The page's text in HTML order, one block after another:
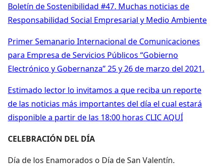
Boletín de Sostenibilidad #47. Muchas noticias de
Responsabilidad Social Empresarial y Medio Ambiente
Primer Semanario Internacional de Comunicaciones
para Empresa de Servicios Públicos “Gobierno
Electrónico y Gobernanza” 25 y 26 de marzo del 2021.
Estimado lector lo invitamos a que reciba un reporte
de las noticias más importantes del día el cual estará
disponible a partir de las 18:00 horas CLIC AQUÍ
CELEBRACIÓN DEL DÍA
Día de los Enamorados o Día de San Valentín.